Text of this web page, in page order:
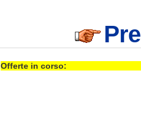
Offerte in corso: